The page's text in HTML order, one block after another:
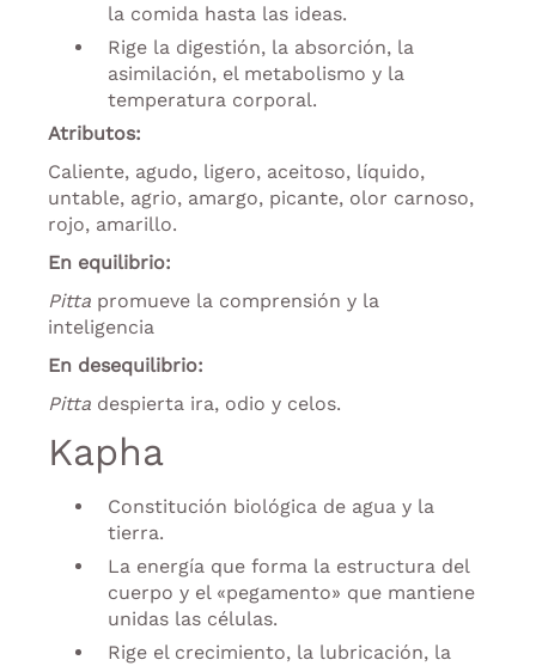
la comida hasta las ideas.
Rige la digestión, la absorción, la
asimilación, el metabolismo y la
temperatura corporal.
Atributos:
Caliente, agudo, ligero, aceitoso, líquido,
untable, agrio, amargo, picante, olor carnoso,
rojo, amarillo.
En equilibrio:
Pitta promueve la comprensión y la
inteligencia
En desequilibrio:
Pitta despierta ira, odio y celos.
Kapha
Constitución biológica de agua y la
tierra.
La energía que forma la estructura del
cuerpo y el «pegamento» que mantiene
unidas las células.
Rige el crecimiento, la lubricación, la